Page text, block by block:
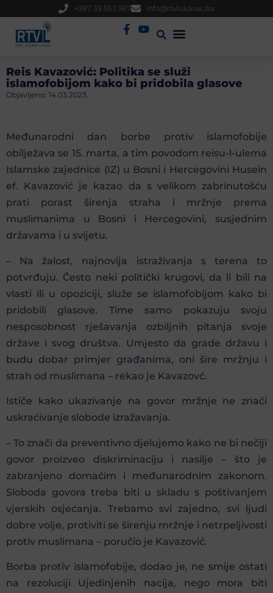
+387 35 553 967 info@rtvlukavac.ba
Reis Kavazović: Politika se služi
islamofobijom kako bi pridobila glasove
Objavljeno: 14.03.2023.
Međunarodni dan borbe protiv islamofobije
obilježava se 15. marta, a tim povodom reisu-l-ulema
Islamske zajednice (IZ) u Bosni i Hercegovini Husein
ef. Kavazović je kazao da s velikom zabrinutošću
prati porast širenja straha i mržnje prema
muslimanima u Bosni i Hercegovini, susjednim
državama i u svijetu.
– Na žalost, najnovija istraživanja s terena to
potvrđuju. Često neki politički krugovi, da li bili na
vlasti ili u opoziciji, služe se islamofobijom kako bi
pridobili glasove. Time samo pokazuju svoju
nesposobnost rješavanja ozbiljnih pitanja svoje
države i svog društva. Umjesto da grade državu i
budu dobar primjer građanima, oni šire mržnju i
strah od muslimana – rekao je Kavazovć.
Ističe kako ukazivanje na govor mržnje ne znači
uskraćivanje slobode izražavanja.
– To znači da preventivno djelujemo kako ne bi nečiji
govor proizveo diskriminaciju i nasilje – što je
zabranjeno domaćim i međunarodnim zakonom.
Sloboda govora treba biti u skladu s poštivanjem
vjerskih osjećanja. Trebamo svi zajedno, svi ljudi
dobre volje, protiviti se širenju mržnje i netrpeljivosti
protiv muslimana – poručio je Kavazović.
Borba protiv islamofobije, dodao je, ne smije ostati
na rezoluciji Ujedinjenih nacija, nego mora biti